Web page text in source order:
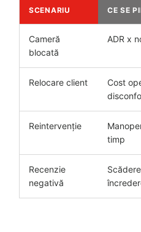
SCENARIU CE SE
Cameră
blocată
ADR x
Relocare client
Cost
Reintervenție
timp
Recenzie
negativă